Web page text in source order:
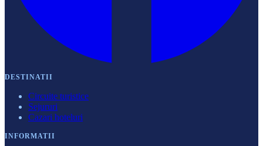
DESTINATII
Circuite turistice
Sejururi
Cazari hoteluri
INFORMATII